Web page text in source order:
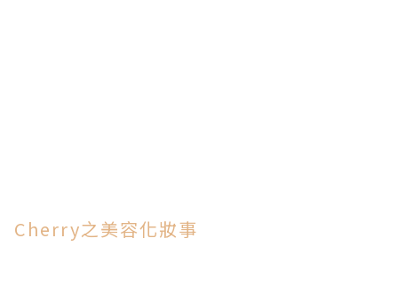
Cherry之美容化妝事